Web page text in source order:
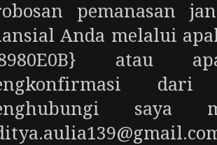
pemanasan
Anda melalui
atau
saya